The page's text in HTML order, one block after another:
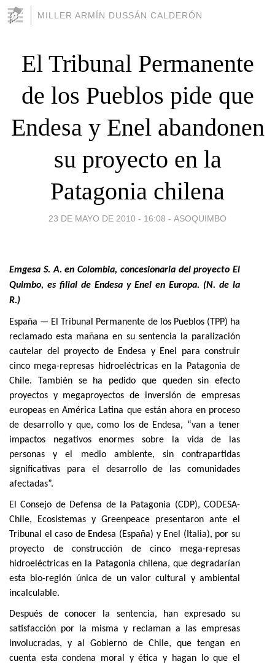
MILLER ARMÍN DUSSÁN CALDERÓN
El Tribunal Permanente
de los Pueblos pide que
Endesa y Enel abandonen
su proyecto en la
Patagonia chilena
23 DE MAYO DE 2010 - 16:08 - ASOQUIMBO
Emgesa S. A. en Colombia, concesionaria del proyecto El
Quimbo, es filial de Endesa y Enel en Europa. (N. de la
R.)
España — El Tribunal Permanente de los Pueblos (TPP) ha
reclamado esta mañana en su sentencia la paralización
cautelar del proyecto de Endesa y Enel para construir
cinco mega-represas hidroeléctricas en la Patagonia de
Chile. También se ha pedido que queden sin efecto
proyectos y megaproyectos de inversión de empresas
europeas en América Latina que están ahora en proceso
de desarrollo y que, como los de Endesa, “van a tener
impactos negativos enormes sobre la vida de las
personas y el medio ambiente, sin contrapartidas
significativas para el desarrollo de las comunidades
afectadas”.
El Consejo de Defensa de la Patagonia (CDP), CODESA-
Chile, Ecosistemas y Greenpeace presentaron ante el
Tribunal el caso de Endesa (España) y Enel (Italia), por su
proyecto de construcción de cinco mega-represas
hidroeléctricas en la Patagonia chilena, que degradarían
esta bio-región única de un valor cultural y ambiental
incalculable.
Después de conocer la sentencia, han expresado su
satisfacción por la misma y reclaman a las empresas
involucradas, y al Gobierno de Chile, que tengan en
cuenta esta condena moral y ética y hagan lo que el